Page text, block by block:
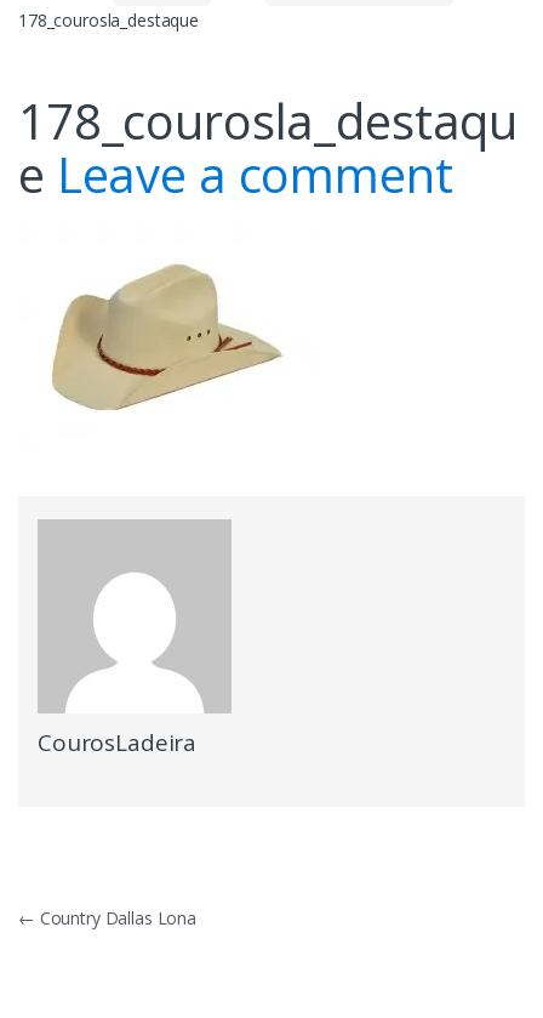
178_courosla_destaque
178_courosla_destaqu
e Leave a comment
CourosLadeira
Navegação
← Country Dallas Lona